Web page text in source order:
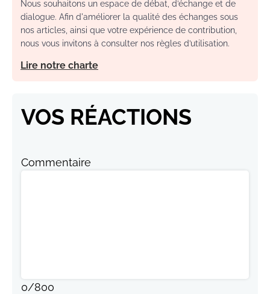
Nous souhaitons un espace de débat, d’échange et de
dialogue. Afin d'améliorer la qualité des échanges sous
nos articles, ainsi que votre expérience de contribution,
nous vous invitons à consulter nos règles d’utilisation.
Lire notre charte
VOS RÉACTIONS
Commentaire
0/800